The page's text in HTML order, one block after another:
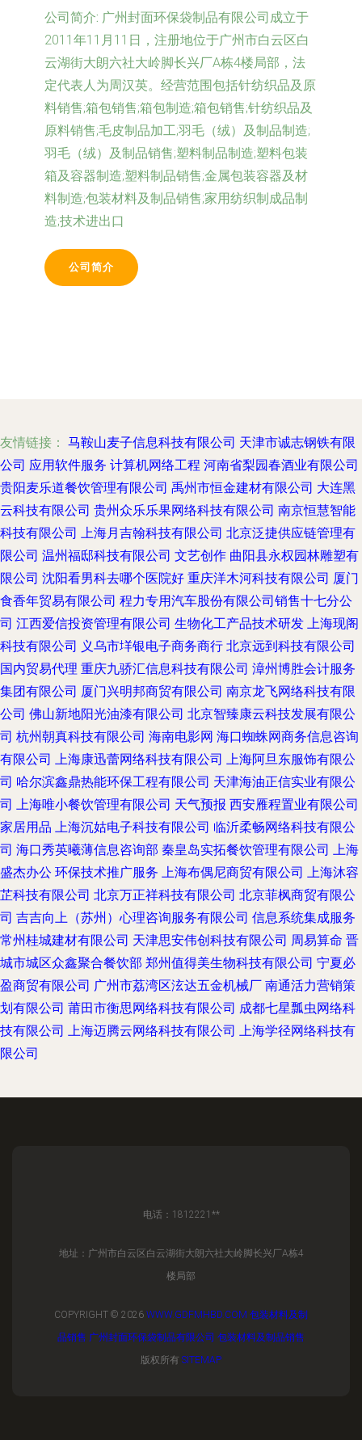
公司简介: 广州封面环保袋制品有限公司成立于
2011年11月11日，注册地位于广州市白云区白
云湖街大朗六社大岭脚长兴厂A栋4楼局部，法
定代表人为周汉英。经营范围包括针纺织品及原
料销售;箱包销售;箱包制造;箱包销售;针纺织品及
原料销售;毛皮制品加工;羽毛（绒）及制品制造;
羽毛（绒）及制品销售;塑料制品制造;塑料包装
箱及容器制造;塑料制品销售;金属包装容器及材
料制造;包装材料及制品销售;家用纺织制成品制
造;技术进出口
公司简介
友情链接： 马鞍山麦子信息科技有限公司 天津市诚志钢铁有限
公司 应用软件服务 计算机网络工程 河南省梨园春酒业有限公司
贵阳麦乐道餐饮管理有限公司 禹州市恒金建材有限公司 大连黑
云科技有限公司 贵州众乐乐果网络科技有限公司 南京恒慧智能
科技有限公司 上海月吉翰科技有限公司 北京泛捷供应链管理有
限公司 温州福邸科技有限公司 文艺创作 曲阳县永权园林雕塑有
限公司 沈阳看男科去哪个医院好 重庆洋木河科技有限公司 厦门
食香年贸易有限公司 程力专用汽车股份有限公司销售十七分公
司 江西爱信投资管理有限公司 生物化工产品技术研发 上海现阁
科技有限公司 义乌市垟银电子商务商行 北京远到科技有限公司
国内贸易代理 重庆九骄汇信息科技有限公司 漳州博胜会计服务
集团有限公司 厦门兴明邦商贸有限公司 南京龙飞网络科技有限
公司 佛山新地阳光油漆有限公司 北京智臻康云科技发展有限公
司 杭州朝真科技有限公司 海南电影网 海口蜘蛛网商务信息咨询
有限公司 上海康迅蕾网络科技有限公司 上海阿旦东服饰有限公
司 哈尔滨鑫鼎热能环保工程有限公司 天津海油正信实业有限公
司 上海唯小餐饮管理有限公司 天气预报 西安雁程置业有限公司
家居用品 上海沉姑电子科技有限公司 临沂柔畅网络科技有限公
司 海口秀英曦薄信息咨询部 秦皇岛实拓餐饮管理有限公司 上海
盛杰办公 环保技术推广服务 上海布偶尼商贸有限公司 上海沐容
芷科技有限公司 北京万正祥科技有限公司 北京菲枫商贸有限公
司 吉吉向上（苏州）心理咨询服务有限公司 信息系统集成服务
常州桂城建材有限公司 天津思安伟创科技有限公司 周易算命 晋
城市城区众鑫聚合餐饮部 郑州值得美生物科技有限公司 宁夏必
盈商贸有限公司 广州市荔湾区泫达五金机械厂 南通活力营销策
划有限公司 莆田市衡思网络科技有限公司 成都七星瓢虫网络科
技有限公司 上海迈腾云网络科技有限公司 上海学径网络科技有
限公司
电话：1812221**
地址：广州市白云区白云湖街大朗六社大岭脚长兴厂A栋4
楼局部
COPYRIGHT © 2026 WWW.GDFMHBD.COM 包装材料及制
品销售 广州封面环保袋制品有限公司 包装材料及制品销售
版权所有 SITEMAP